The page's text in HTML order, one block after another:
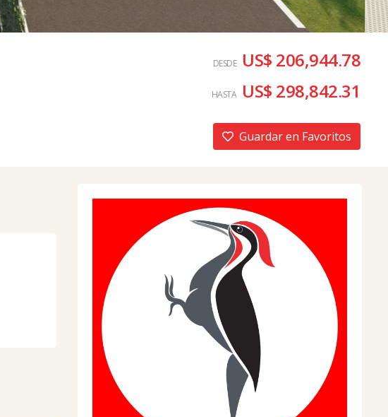
DESDE US$ 206,944.78
HASTA US$ 298,842.31
Guardar en Favoritos